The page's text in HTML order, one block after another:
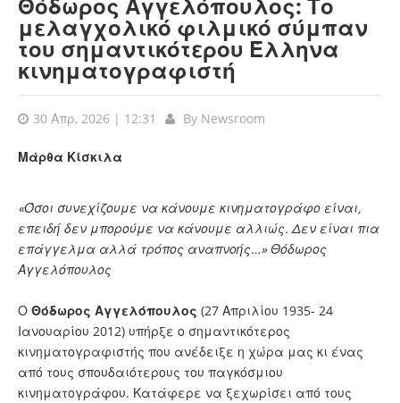
μελαγχολικό φιλμικό σύμπαν
του σημαντικότερου Έλληνα
κινηματογραφιστή
30 Απρ, 2026 | 12:31 By Newsroom
Μάρθα Κίσκιλα
«Όσοι συνεχίζουμε να κάνουμε κινηματογράφο είναι,
επειδή δεν μπορούμε να κάνουμε αλλιώς. Δεν είναι πια
επάγγελμα αλλά τρόπος αναπνοής…» Θόδωρος
Αγγελόπουλος
Ο Θόδωρος Αγγελόπουλος (27 Απριλίου 1935- 24
Ιανουαρίου 2012) υπήρξε ο σημαντικότερος
κινηματογραφιστής που ανέδειξε η χώρα μας κι ένας
από τους σπουδαιότερους του παγκόσμιου
κινηματογράφου. Κατάφερε να ξεχωρίσει από τους